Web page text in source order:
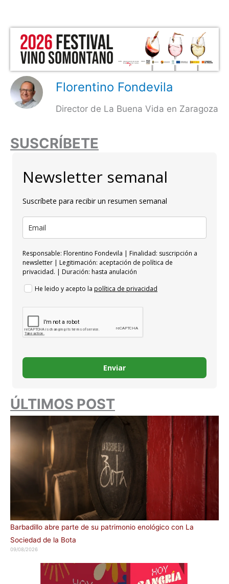
Florentino Fondevila
Director de La Buena Vida en Zaragoza
SUSCRÍBETE
Newsletter semanal
Suscríbete para recibir un resumen semanal
Responsable: Florentino Fondevila | Finalidad: suscripción a
newsletter | Legitimación: aceptación de política de
privacidad. | Duración: hasta anulación
He leido y acepto la política de privacidad
Enviar
ÚLTIMOS POST
Barbadillo abre parte de su patrimonio enológico con La
Sociedad de la Bota
09/08/2026